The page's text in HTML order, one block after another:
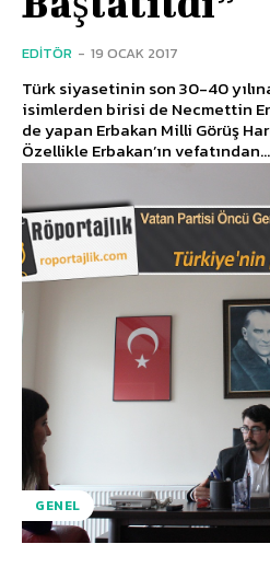
EDITÖR - 19 OCAK 2017
Türk siyasetinin son 30-40
isimlerden birisi de Necmettin
de yapan Erbakan Milli Görüş
Özellikle Erbakan’ın vefatından...
GENEL